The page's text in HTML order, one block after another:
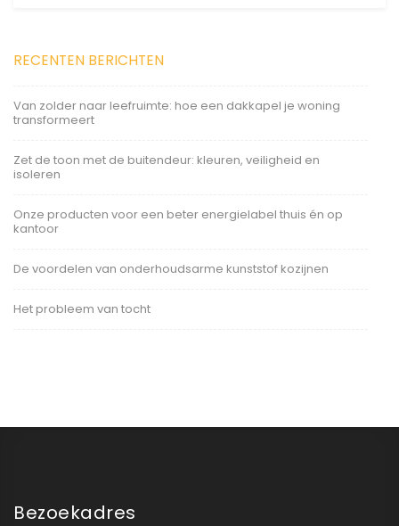
RECENTEN BERICHTEN
Van zolder naar leefruimte: hoe een dakkapel je woning
transformeert
Zet de toon met de buitendeur: kleuren, veiligheid en
isoleren
Onze producten voor een beter energielabel thuis én op
kantoor
De voordelen van onderhoudsarme kunststof kozijnen
Het probleem van tocht
Bezoekadres